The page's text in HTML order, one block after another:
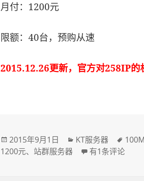
月付：1200元
限额：40台，预购从速
2015.12.26更新，官方对258IP的
发
布
2015年9月1日
分
类
KT服务器
标
1200元、 站群服务器 KT站群服务器
有1条评论